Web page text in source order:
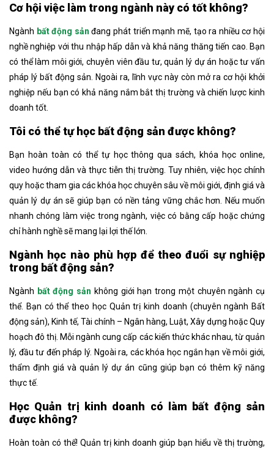
Cơ hội việc làm trong ngành này có tốt không?
Ngành bất động sản đang phát triển mạnh mẽ, tạo ra nhiều cơ hội
nghề nghiệp với thu nhập hấp dẫn và khả năng thăng tiến cao. Bạn
có thể làm môi giới, chuyên viên đầu tư, quản lý dự án hoặc tư vấn
pháp lý bất động sản. Ngoài ra, lĩnh vực này còn mở ra cơ hội khởi
nghiệp nếu bạn có khả năng nắm bắt thị trường và chiến lược kinh
doanh tốt.
Tôi có thể tự học bất động sản được không?
Bạn hoàn toàn có thể tự học thông qua sách, khóa học online,
video hướng dẫn và thực tiễn thị trường. Tuy nhiên, việc học chính
quy hoặc tham gia các khóa học chuyên sâu về môi giới, định giá và
quản lý dự án sẽ giúp bạn có nền tảng vững chắc hơn. Nếu muốn
nhanh chóng làm việc trong ngành, việc có bằng cấp hoặc chứng
chỉ hành nghề sẽ mang lại lợi thế lớn.
Ngành học nào phù hợp để theo đuổi sự nghiệp
trong bất động sản?
Ngành bất động sản không giới hạn trong một chuyên ngành cụ
thể. Bạn có thể theo học Quản trị kinh doanh (chuyên ngành Bất
động sản), Kinh tế, Tài chính – Ngân hàng, Luật, Xây dựng hoặc Quy
hoạch đô thị. Mỗi ngành cung cấp các kiến thức khác nhau, từ quản
lý, đầu tư đến pháp lý. Ngoài ra, các khóa học ngắn hạn về môi giới,
thẩm định giá và quản lý dự án cũng giúp bạn có thêm kỹ năng
thực tế.
Học Quản trị kinh doanh có làm bất động sản
được không?
Hoàn toàn có thể! Quản trị kinh doanh giúp bạn hiểu về thị trường,